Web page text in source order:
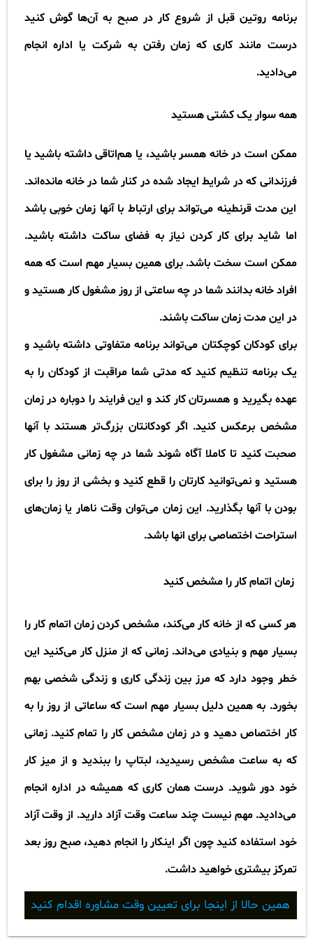
برنامه روتین قبل از شروع کار در صبح به آن‌ها گوش کنید
درست مانند کاری که زمان رفتن به شرکت یا اداره انجام
می‌دادید.
همه سوار یک کشتی هستید
ممکن است در خانه همسر باشید، یا هم‌اتاقی داشته باشید یا
فرزندانی که در شرایط ایجاد شده در کنار شما در خانه مانده‌اند.
این مدت قرنطینه می‌تواند برای ارتباط با آنها زمان خوبی باشد
اما شاید برای کار کردن نیاز به فضای ساکت داشته باشید.
ممکن است سخت باشد. برای همین بسیار مهم است که همه
افراد خانه بدانند شما در چه ساعتی از روز مشغول کار هستید و
در این مدت زمان ساکت باشند.
برای کودکان کوچکتان می‌تواند برنامه متفاوتی داشته باشید و
یک برنامه تنظیم کنید که مدتی شما مراقبت از کودکان را به
عهده بگیرید و همسرتان کار کند و این فرایند را دوباره در زمان
مشخص برعکس کنید. اگر کودکانتان بزرگ‌تر هستند با آنها
صحبت کنید تا کاملا آگاه شوند شما در چه زمانی مشغول کار
هستید و نمی‌توانید کارتان را قطع کنید و بخشی از روز را برای
بودن با آنها بگذارید. این زمان می‌توان وقت ناهار یا زمان‌های
استراحت اختصاصی برای انها باشد.
زمان اتمام کار را مشخص کنید
هر کسی که از خانه کار می‌کند، مشخص کردن زمان اتمام کار را
بسیار مهم و بنیادی می‌داند. زمانی که از منزل کار می‌کنید این
خطر وجود دارد که مرز بین زندگی کاری و زندگی شخصی بهم
بخورد. به همین دلیل بسیار مهم است که ساعاتی از روز را به
کار اختصاص دهید و در زمان مشخص کار را تمام کنید. زمانی
که به ساعت مشخص رسیدید، لبتاپ را ببندید و از میز کار
خود دور شوید. درست همان کاری که همیشه در اداره انجام
می‌دادید. مهم نیست چند ساعت وقت آزاد دارید. از وقت آزاد
خود استفاده کنید چون اگر اینکار را انجام دهید، صبح روز بعد
تمرکز بیشتری خواهید داشت.
همین حالا از اینجا برای تعیین وقت مشاوره اقدام کنید